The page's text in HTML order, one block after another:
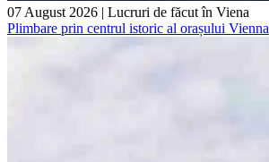
07 August 2026 | Lucruri de făcut în Viena
Plimbare prin centrul istoric al orașului Vienna